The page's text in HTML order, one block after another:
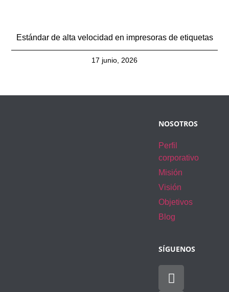
Estándar de alta velocidad en impresoras de etiquetas
17 junio, 2026
NOSOTROS
Perfil
corporativo
Misión
Visión
Objetivos
Blog
SÍGUENOS